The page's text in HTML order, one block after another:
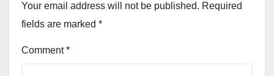
Your email address will not be published. Required
fields are marked *
Comment*